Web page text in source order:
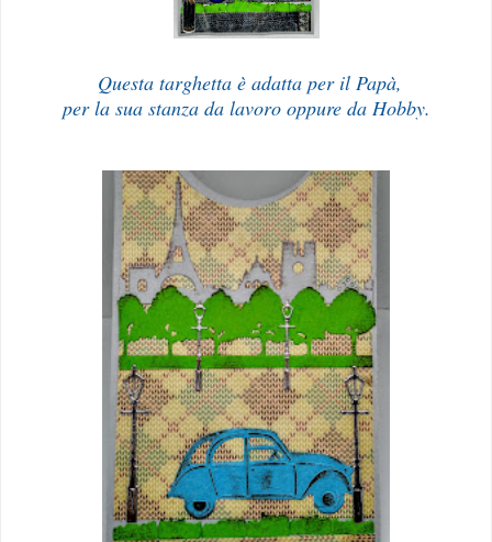
Questa targhetta è adatta per il Papà,
per la sua stanza da lavoro oppure da Hobby.